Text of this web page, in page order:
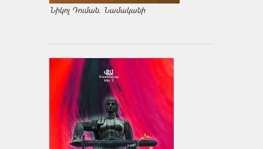
Նիկոլ Դուման. Նամականի